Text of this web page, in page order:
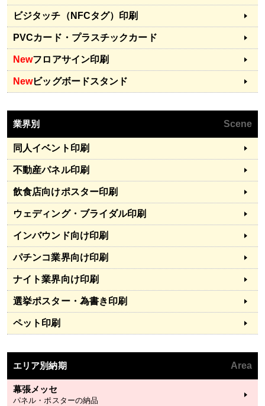
ビジタッチ（NFCタグ）印刷
PVCカード・プラスチックカード
Newフロアサイン印刷
Newビッグボードスタンド
業界別 Scene
同人イベント印刷
不動産パネル印刷
飲食店向けポスター印刷
ウェディング・ブライダル印刷
インバウンド向け印刷
パチンコ業界向け印刷
ナイト業界向け印刷
選挙ポスター・為書き印刷
ペット印刷
エリア別納期 Area
幕張メッセ
パネル・ポスターの納品